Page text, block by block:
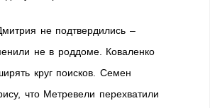
не подтвердились –
не в роддоме. Коваленко
круг поисков. Семен
что Метревели перехватили